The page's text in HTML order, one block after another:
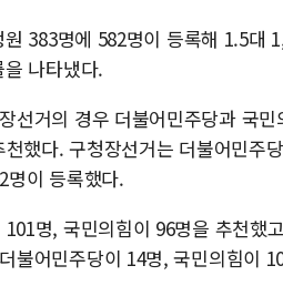
383명에 582명이 등록해 1.5대
나타냈다.
선거의 경우 더불어민주당과 국
했다. 구청장선거는 더불어민주
명이 등록했다.
명, 국민의힘이 96명을 추천했
불어민주당이 14명, 국민의힘이